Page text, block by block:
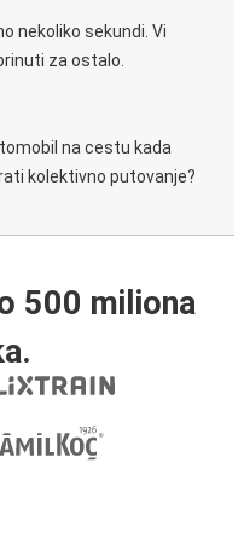
nekoliko sekundi. Vi
za ostalo.
na cestu kada
kolektivno putovanje?
500 miliona